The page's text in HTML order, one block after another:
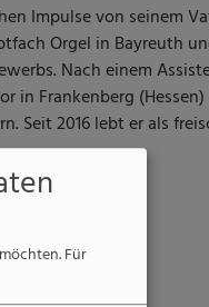
Impulse von seinem
Orgel in Bayreuth
Nach einem
in Frankenberg
Seit 2016 lebt er als
Für